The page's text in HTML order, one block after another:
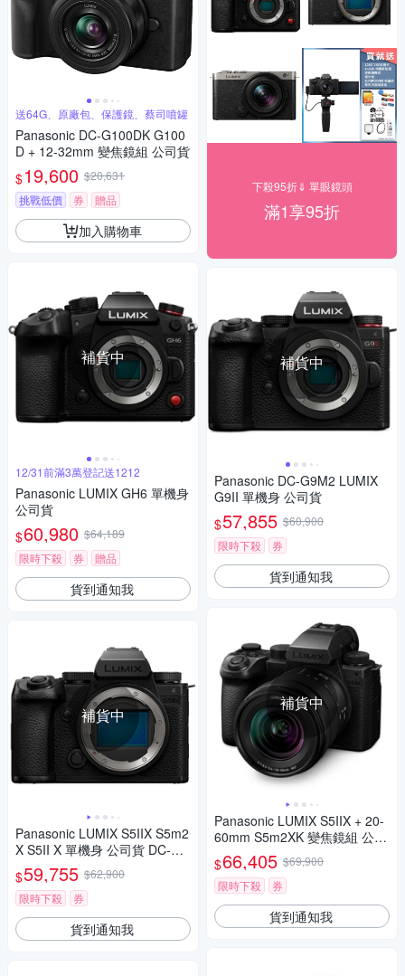
送64G、原廠包、保護鏡、蔡司噴罐
Panasonic DC-G100DK G100
D + 12-32mm 變焦鏡組 公司貨
$19,600 $20,631
挑戰低價
券 贈品
加入購物車
補貨中
12/31前滿3萬登記送1212
Panasonic LUMIX GH6 單機身
公司貨
$60,980 $64,189
限時下殺
券 贈品
貨到通知我
補貨中
Panasonic LUMIX S5IIX S5m2
X S5II X 單機身 公司貨 DC-S5
M2X
$59,755 $62,900
限時下殺
券
貨到通知我
下殺95折⇓ 單眼鏡頭
滿1享95折
補貨中
Panasonic DC-G9M2 LUMIX
G9II 單機身 公司貨
$57,855 $60,900
限時下殺
券
貨到通知我
補貨中
Panasonic LUMIX S5IIX + 20-
60mm S5m2XK 變焦鏡組 公司
貨 DC-S5M2XK
$66,405 $69,900
限時下殺
券
貨到通知我